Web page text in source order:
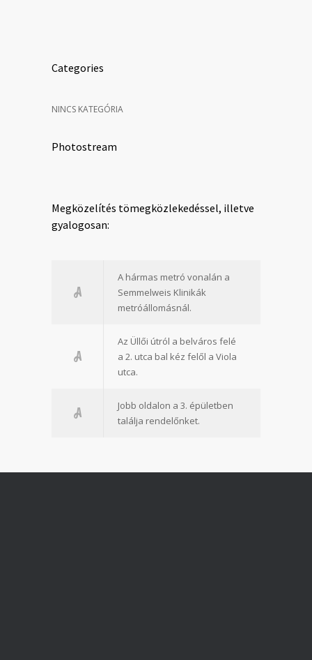
Categories
NINCS KATEGÓRIA
Photostream
Megközelítés tömegközlekedéssel, illetve
gyalogosan:
A hármas metró vonalán a
Semmelweis Klinikák
metróállomásnál.
Az Üllői útról a belváros felé
a 2. utca bal kéz felől a Viola
utca.
Jobb oldalon a 3. épületben
találja rendelőnket.